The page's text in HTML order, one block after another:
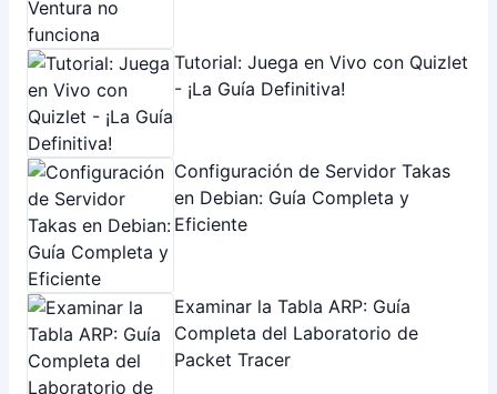
Tutorial: Juega en Vivo con Quizlet
- ¡La Guía Definitiva!
Configuración de Servidor Takas
en Debian: Guía Completa y
Eficiente
Examinar la Tabla ARP: Guía
Completa del Laboratorio de
Packet Tracer